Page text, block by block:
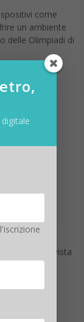
come
un ambiente
delle Olimpiadi di
che
è prevista
canale
3,99 euro al